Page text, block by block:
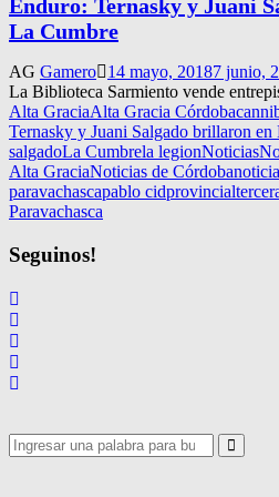
Enduro: Ternasky y Juani
La Cumbre
AG Gamero 14 mayo, 20187 junio,
La Biblioteca Sarmiento vende
Alta GraciaAlta Gracia Córdoba
Ternasky y Juani Salgado brillaron en
salgadoLa Cumbrela legionNoticias
Alta GraciaNoticias de Córdoba
paravachascapablo cidprovincial
Paravachasca
Seguinos!
Search
for:
Search